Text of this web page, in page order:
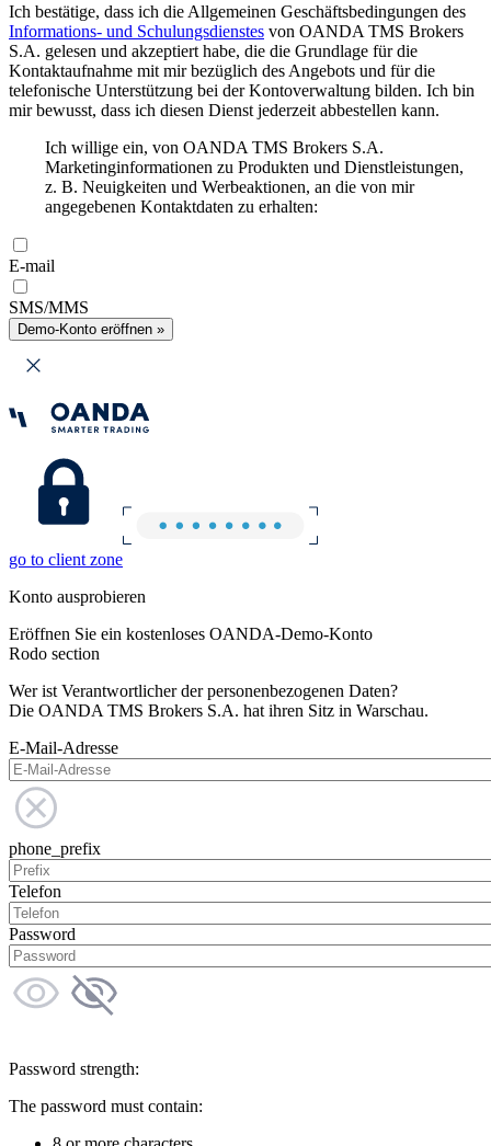
Ich bestätige, dass ich die Allgemeinen Geschäftsbedingungen des
Informations- und Schulungsdienstes von OANDA TMS Brokers
S.A. gelesen und akzeptiert habe, die die Grundlage für die
Kontaktaufnahme mit mir bezüglich des Angebots und für die
telefonische Unterstützung bei der Kontoverwaltung bilden. Ich bin
mir bewusst, dass ich diesen Dienst jederzeit abbestellen kann.
Ich willige ein, von OANDA TMS Brokers S.A.
Marketinginformationen zu Produkten und Dienstleistungen,
z. B. Neuigkeiten und Werbeaktionen, an die von mir
angegebenen Kontaktdaten zu erhalten:
E-mail
SMS/MMS
Demo-Konto eröffnen »
go to client zone
Konto ausprobieren
Eröffnen Sie ein kostenloses OANDA-Demo-Konto
Rodo section
Wer ist Verantwortlicher der personenbezogenen Daten?
Die OANDA TMS Brokers S.A. hat ihren Sitz in Warschau.
E-Mail-Adresse
phone_prefix
Telefon
Password
Password strength:
The password must contain: